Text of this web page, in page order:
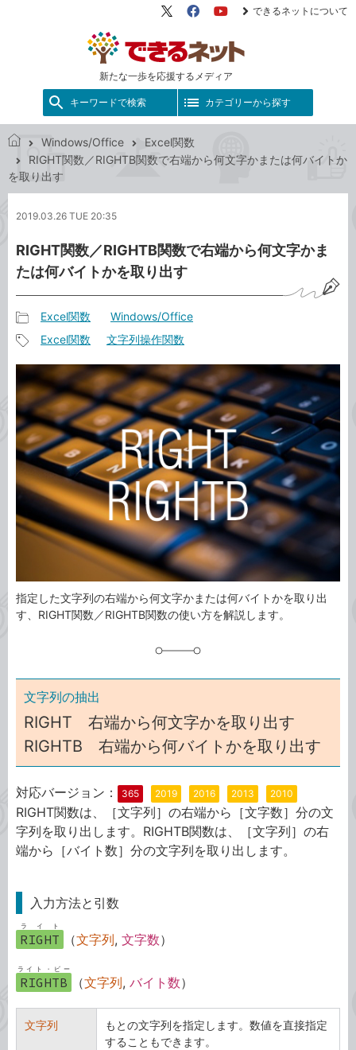
新たな一歩を応援するメディア
X（旧
FacebookYouTube
できるネットについて
キーワードで検索 カテゴリーから探す
で
き
ッ
Windows/Office
Excel関数
RIGHT関数／RIGHTB関数で右端から何文字かまたは何バイトか
を取り出す
2019.03.26 TUE 20:35
RIGHT関数／RIGHTB関数で右端から何文字かま
たは何バイトかを取り出す
事
カ
テ
ゴ
リ
Excel関数 Windows/Office
事
タ
グ
Excel関数 文字列操作関数
指定した文字列の右端から何文字かまたは何バイトかを取り出
す、RIGHT関数／RIGHTB関数の使い方を解説します。
文字列の抽出
RIGHT 右端から何文字かを取り出す
RIGHTB 右端から何バイトかを取り出す
対応バージョン： 365 2019 2016 2013 2010
RIGHT関数は、［文字列］の右端から［文字数］分の文
字列を取り出します。RIGHTB関数は、［文字列］の右
端から［バイト数］分の文字列を取り出します。
入力方法と引数
RIGHT
ライト
（文字列, 文字数）
RIGHTB
ライト・ビー
（文字列, バイト数）
文字列
もとの文字列を指定します。数値を直接指定
することもできます。